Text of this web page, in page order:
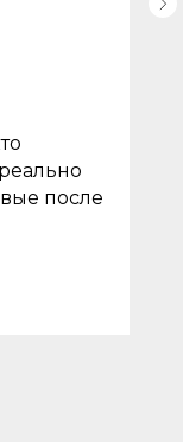
после